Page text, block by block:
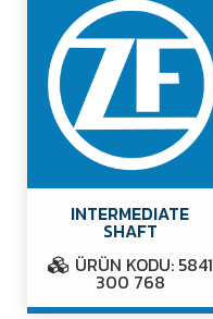
INTERMEDIATE
SHAFT
ÜRÜN KODU: 5841
300 768